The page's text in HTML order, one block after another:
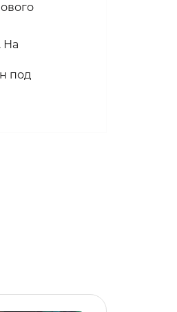
На
под